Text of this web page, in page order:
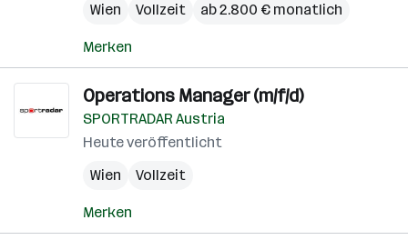
Wien
Vollzeit ab 2.800 € monatlich
Merken
Operations Manager (m/f/d)
SPORTRADAR Austria
Heute veröffentlicht
Wien
Vollzeit
Merken